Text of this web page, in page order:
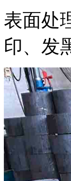
表面处
印、发